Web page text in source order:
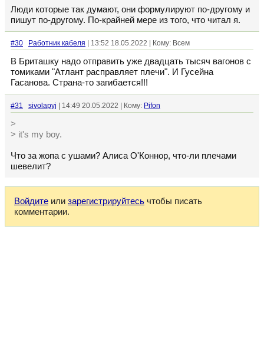
Люди которые так думают, они формулируют по-другому и
пишут по-другому. По-крайней мере из того, что читал я.
#30 Работник кабеля | 13:52 18.05.2022 | Кому: Всем
В Бриташку надо отправить уже двадцать тысяч вагонов с
томиками "Атлант расправляет плечи". И Гусейна
Гасанова. Страна-то загибается!!!
#31 sivolapyj | 14:49 20.05.2022 | Кому: Pifon
>
> it's my boy.
Что за жопа с ушами? Алиса О'Коннор, что-ли плечами
шевелит?
Войдите или зарегистрируйтесь чтобы писать
комментарии.